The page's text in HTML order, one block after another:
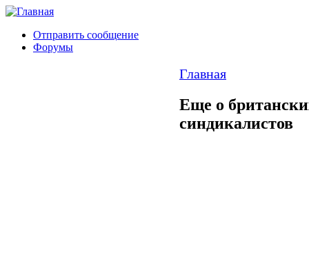
Отправить сообщение
Форумы
Главная
Еще о
синдикалистов